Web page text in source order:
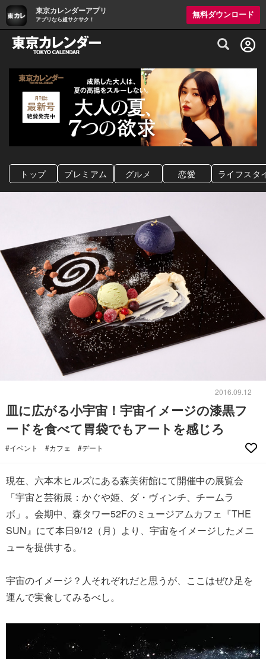
東京カレンダーアプリ
アプリなら超サクサク！
無料ダウンロード
グルメ情報・プレミアムレストラン予約
トップ プレミアム グルメ 恋愛 ライフスタ
2016.09.12
皿に広がる小宇宙！宇宙イメージの漆黒フ
ードを食べて胃袋でもアートを感じろ
#イベント #カフェ #デート
現在、六本木ヒルズにある森美術館にて開催中の展覧会
「宇宙と芸術展：かぐや姫、ダ・ヴィンチ、チームラ
ボ」。会期中、森タワー52Fのミュージアムカフェ『THE
SUN』にて本日9/12（月）より、宇宙をイメージしたメニ
ューを提供する。
宇宙のイメージ？人それぞれだと思うが、ここはぜひ足を
運んで実食してみるべし。